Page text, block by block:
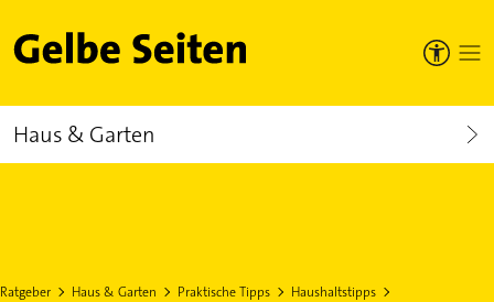
Gelbe Seiten
Haus & Garten
Ratgeber Haus & Garten Praktische Tipps
Haushaltstipps